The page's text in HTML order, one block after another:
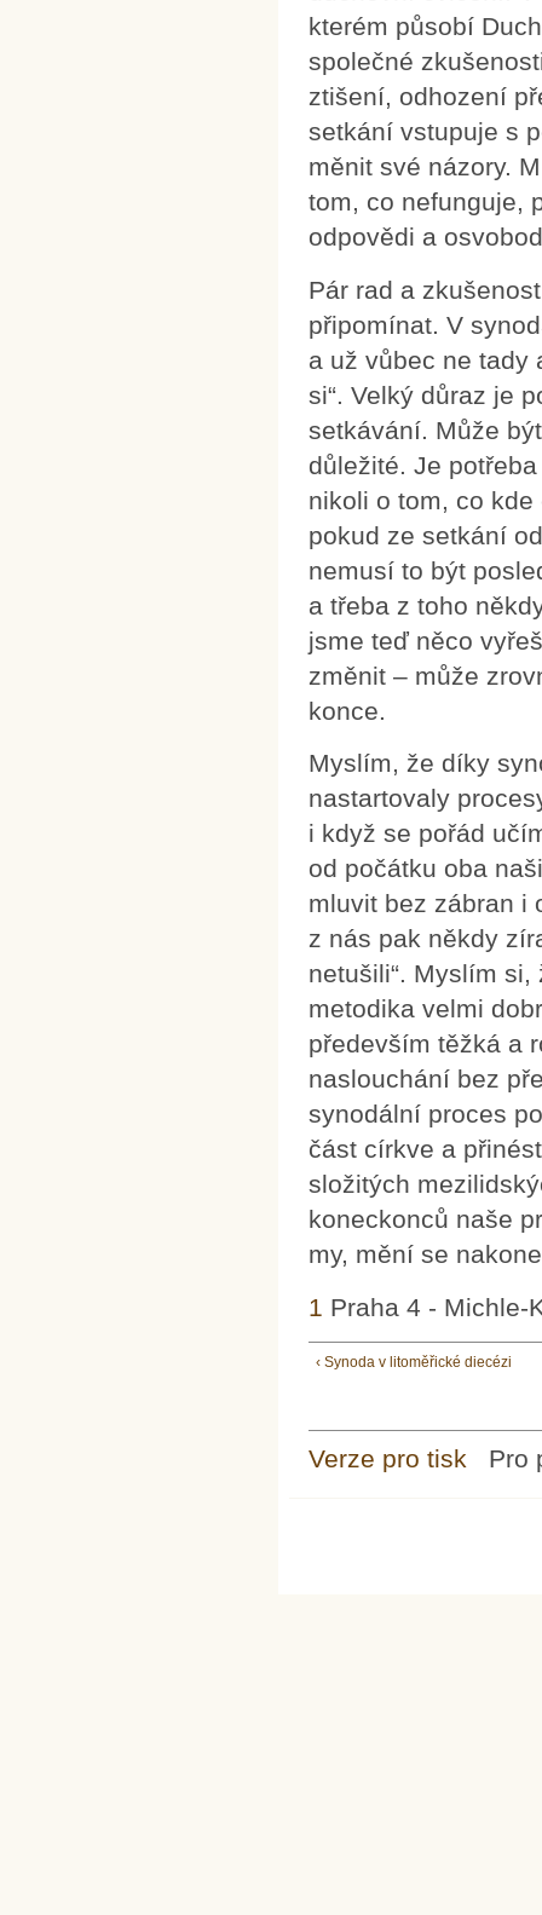
kterém působí
společné
ztišení, odhození
setkání vstupuje s
měnit své názory.
tom, co nefunguje,
odpovědi a
Pár rad a
připomínat. V
a už vůbec ne tady
si“. Velký důraz je
setkávání. Může
důležité. Je
nikoli o tom, co
pokud ze setkání
nemusí to být
a třeba z toho
jsme teď něco
změnit – může
konce.
Myslím, že díky
nastartovaly
i když se pořád
od počátku oba
mluvit bez zábran i
z nás pak někdy
netušili“. Myslím
metodika velmi
především těžká a
naslouchání bez
synodální proces
část církve a
složitých
koneckonců naše
my, mění se
1 Praha 4 - Michle-
‹ Synoda v litoměřické diecézi
Verze pro tisk Pro